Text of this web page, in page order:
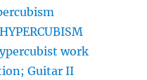
work
Guitar II